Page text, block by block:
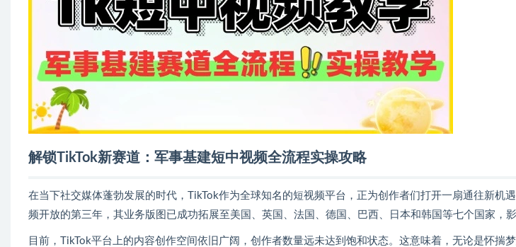
解锁TikTok新赛道：军事基建短中视频全流程实操攻略
在当下社交媒体蓬勃发展的时代，TikTok作为全球知名的短视频平台，正为创作者们打开一扇通往新机
频开放的第三年，其业务版图已成功拓展至美国、英国、法国、德国、巴西、日本和韩国等七个国家，影
目前，TikTok平台上的内容创作空间依旧广阔，创作者数量远未达到饱和状态。这意味着，无论是怀揣